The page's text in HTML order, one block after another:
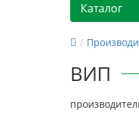
Каталог
ВИП